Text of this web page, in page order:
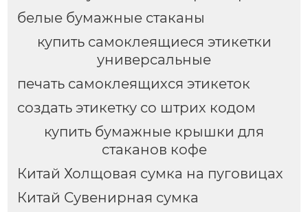
белые бумажные стаканы
купить самоклеящиеся этикетки
универсальные
печать самоклеящихся этикеток
создать этикетку со штрих кодом
купить бумажные крышки для
стаканов кофе
Китай Холщовая сумка на пуговицах
Китай Сувенирная сумка